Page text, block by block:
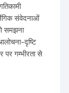
संवेदनाओं
समझना
दृष्टि
गम्भीरता से